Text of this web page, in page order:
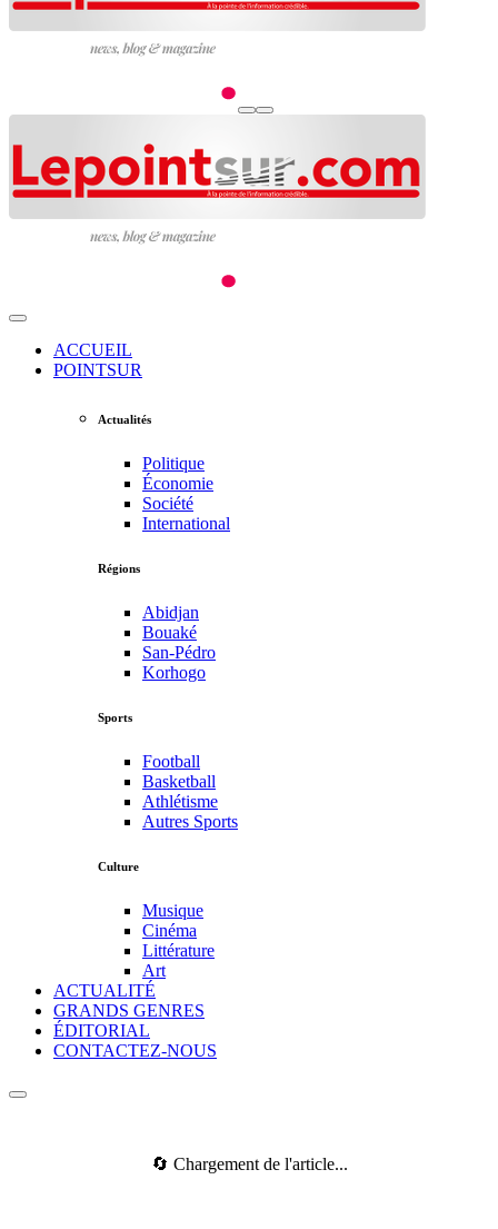
ACCUEIL
POINTSUR
Actualités
Politique
Économie
Société
International
Régions
Abidjan
Bouaké
San-Pédro
Korhogo
Sports
Football
Basketball
Athlétisme
Autres Sports
Culture
Musique
Cinéma
Littérature
Art
ACTUALITÉ
GRANDS GENRES
ÉDITORIAL
CONTACTEZ-NOUS
🔄 Chargement de l'article...